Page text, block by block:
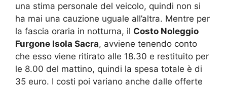
una stima personale del veicolo, quindi non si
ha mai una cauzione uguale all’altra. Mentre per
la fascia oraria in notturna, il Costo Noleggio
Furgone Isola Sacra, avviene tenendo conto
che esso viene ritirato alle 18.30 e restituito per
le 8.00 del mattino, quindi la spesa totale è di
35 euro. I costi poi variano anche dalle offerte